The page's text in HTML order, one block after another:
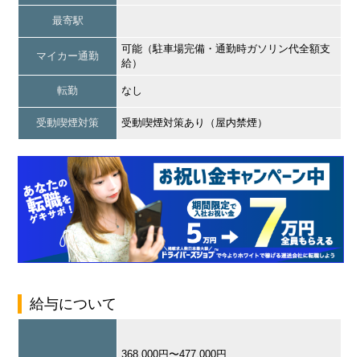
最寄駅
マイカー通勤
可能（駐車場完備・通勤時ガソリン代全額支
給）
転勤 なし
受動喫煙対策 受動喫煙対策あり（屋内禁煙）
給与について
368,000円〜477,000円